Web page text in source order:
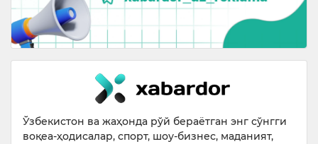
Ўзбекистон ва жаҳонда рўй бераётган энг сўнгги
воқеа-ҳодисалар, спорт, шоу-бизнес, маданият,